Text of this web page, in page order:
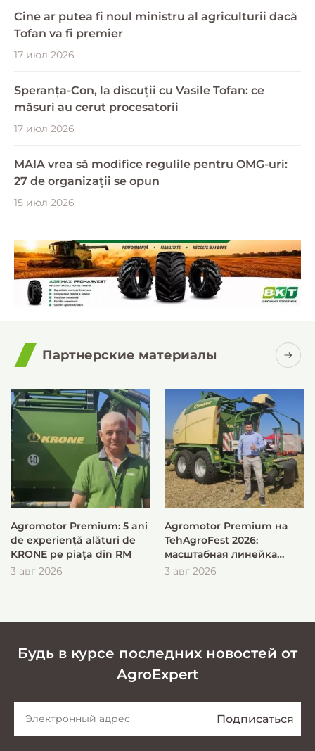
Cine ar putea fi noul ministru al agriculturii dacă
Tofan va fi premier
17 июл 2026
Speranța-Con, la discuții cu Vasile Tofan: ce
măsuri au cerut procesatorii
17 июл 2026
MAIA vrea să modifice regulile pentru OMG-uri:
27 de organizații se opun
15 июл 2026
Партнерские материалы
Agromotor Premium: 5 ani
de experiență alături de
KRONE pe piața din RM
3 авг 2026
Agromotor Premium на
TehAgroFest 2026:
масштабная линейка
KRONE для быстрой и
3 авг 2026
Будь в курсе последних новостей от
AgroExpert